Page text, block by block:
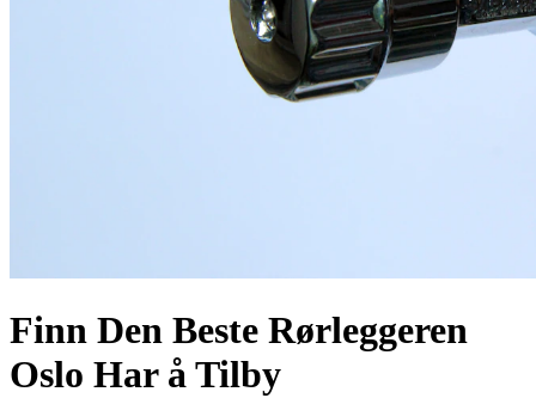
Finn Den Beste Rørleggeren
Oslo Har å Tilby